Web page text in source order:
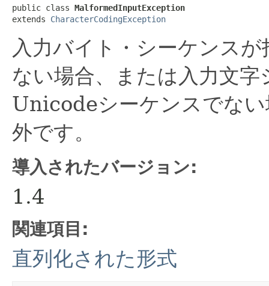
public class MalformedInputException
extends CharacterCodingException
入力バイト・シーケンス
ない場合、または入力文
Unicodeシーケンスでな
外です。
導入されたバージョン:
1.4
関連項目:
直列化された形式